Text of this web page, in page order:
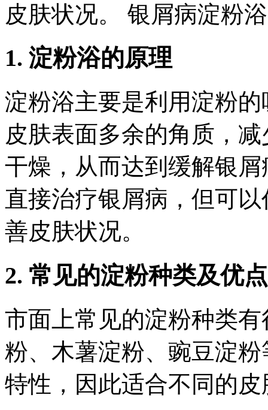
皮肤状况。 银屑病淀粉
1. 淀粉浴的原理
淀粉浴主要是利用淀粉
皮肤表面多余的角质，
干燥，从而达到缓解银
直接治疗银屑病，但可
善皮肤状况。
2. 常见的淀粉种类及优点
市面上常见的淀粉种类
粉、木薯淀粉、豌豆淀
特性，因此适合不同的